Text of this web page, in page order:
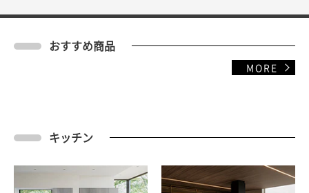
おすすめ商品
MORE
キッチン